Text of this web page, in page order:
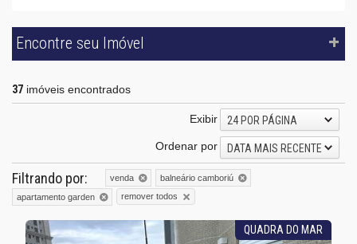
Encontre seu Imóvel
37 imóveis encontrados
Exibir
24 POR PÁGINA
Ordenar por
DATA MAIS RECENTE
Filtrando por: venda
balneário camboriú
apartamento garden
remover todos
QUADRA DO MAR